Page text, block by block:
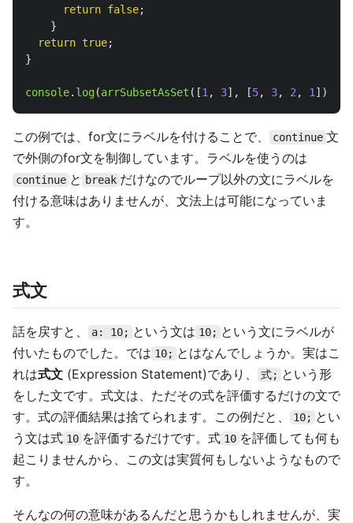
return false;
}
return true;
}
console. log(arrSubsetAsSet ([1 , 3], [5, 3, 2 , 1 ]));
この例では、for文にラベルを付けることで、 continue 文
で外側のfor文を制御しています。ラベルを使うのは
continue と break だけなのでループ以外の文にラベルを
付ける意味はありませんが、文法上は可能になっていま
す。
式文
話を戻すと、 a: 10; という文は 10; という文にラベルが
付いたものでした。では 10; とはなんでしょうか。実はこ
れは式文 (Expression Statement)であり、 式; という形
をした文です。式文は、ただその式を評価するだけの文で
す。式の評価結果は捨てられます。この例だと、
10; とい
う文は式 10 を評価するだけです。式 10 を評価しても何も
起こりませんから、この文は実質何もしないようなもので
す。
そんなの何の意味があるんだと思うかもしれませんが、実